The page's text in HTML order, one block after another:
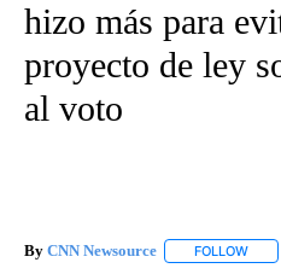
hizo más para
proyecto de ley
al voto
By CNN Newsource FOLLOW